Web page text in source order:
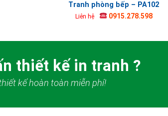
Tranh phòng bếp – PA102
Liên hệ 0915.278.598
thiết kế in tranh ?
kế hoàn toàn miễn phí!